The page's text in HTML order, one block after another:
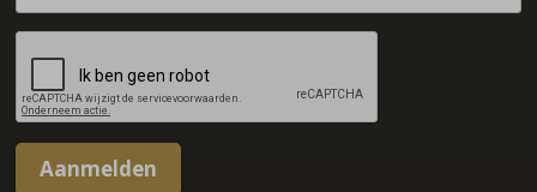
Aanmelden